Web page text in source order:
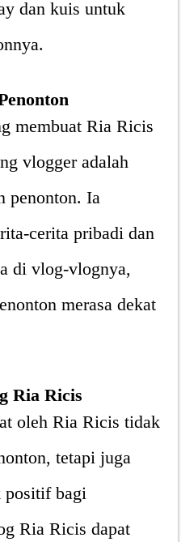
dan kuis untuk
membuat Ria Ricis
vlogger adalah
penonton. Ia
cerita pribadi dan
di vlog-vlognya,
merasa dekat
Ria Ricis
oleh Ria Ricis tidak
tetapi juga
positif bagi
Ria Ricis dapat